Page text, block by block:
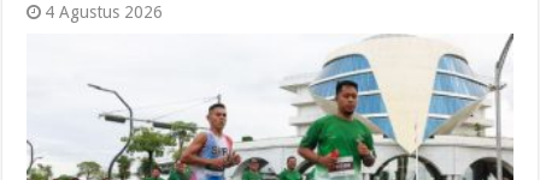
4 Agustus 2026